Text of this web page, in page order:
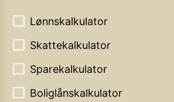
Lønnskalkulator
Skattekalkulator
Sparekalkulator
Boliglånskalkulator